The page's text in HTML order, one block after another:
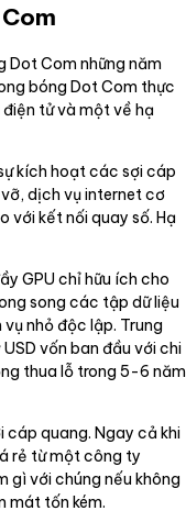
Dot Com những năm
bóng Dot Com thực
tử và một về hạ
kích hoạt các sợi cáp
dịch vụ internet cơ
với kết nối quay số. Hạ
GPU chỉ hữu ích cho
song các tập dữ liệu
vụ nhỏ độc lập. Trung
vốn ban đầu với chi
thua lỗ trong 5-6 năm
cáp quang. Ngay cả khi
rẻ từ một công ty
gì với chúng nếu không
mát tốn kém.